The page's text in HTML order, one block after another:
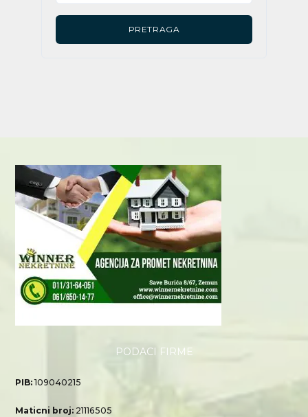
PODACI FIRME
PIB:109040215
Maticni broj: 21116505